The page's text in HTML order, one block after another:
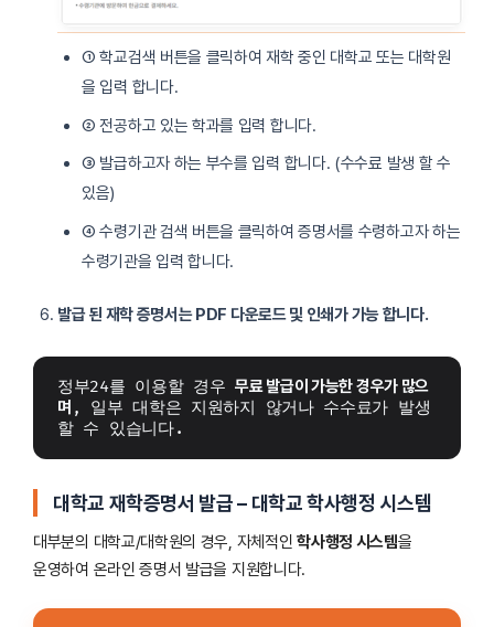
① 학교검색 버튼을 클릭하여 재학 중인 대학교 또는 대학원
을 입력 합니다.
② 전공하고 있는 학과를 입력 합니다.
③ 발급하고자 하는 부수를 입력 합니다. (수수료 발생 할 수
있음)
④ 수령기관 검색 버튼을 클릭하여 증명서를 수령하고자 하는
수령기관을 입력 합니다.
발급 된 재학 증명서는 PDF 다운로드 및 인쇄가 가능 합니다.
정부24를 이용할 경우 무료 발급이 가능한 경우가 많으
며 , 일부 대학은 지원하지 않거나 수수료가 발생
할 수 있습니다.
대학교 재학증명서 발급 – 대학교 학사행정 시스템
대부분의 대학교/대학원의 경우, 자체적인학사행정 시스템을
운영하여 온라인 증명서 발급을 지원합니다.